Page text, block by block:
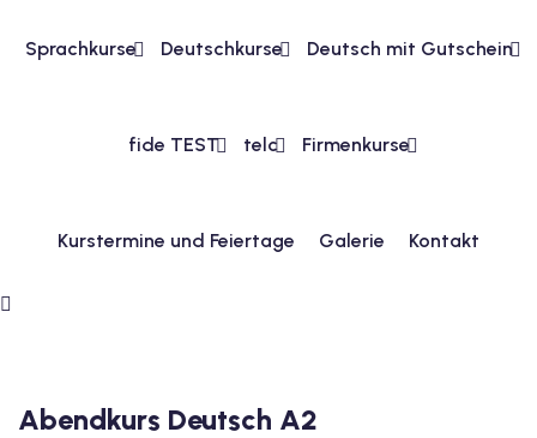
Sprachkurse Deutschkurse Deutsch mit Gutschein
fide TEST telc Firmenkurse
Kurstermine und Feiertage Galerie Kontakt
A2
Abendkurs Deutsch A2